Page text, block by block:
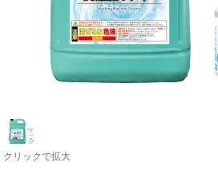
クリックで拡大